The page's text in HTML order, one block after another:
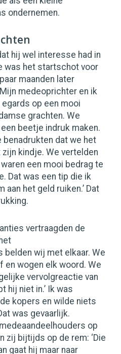
ondernemen.
hij wel interesse had in
was het startschot voor
maanden later
medeoprichter en ik
op een mooi
grachten. We
beetje indruk maken.
benadrukten dat we het
kindje. We vertelden
een mooi bedrag te
Dat was een tip die ik
aan het geld ruiken.’ Dat
vertraagden de
belden wij met elkaar. We
wogen elk woord. We
vervolgreactie van
hij niet in.’ Ik was
kopers en wilde niets
was gevaarlijk.
op
zij bijtijds op de rem: ‘Die
gaat hij maar naar